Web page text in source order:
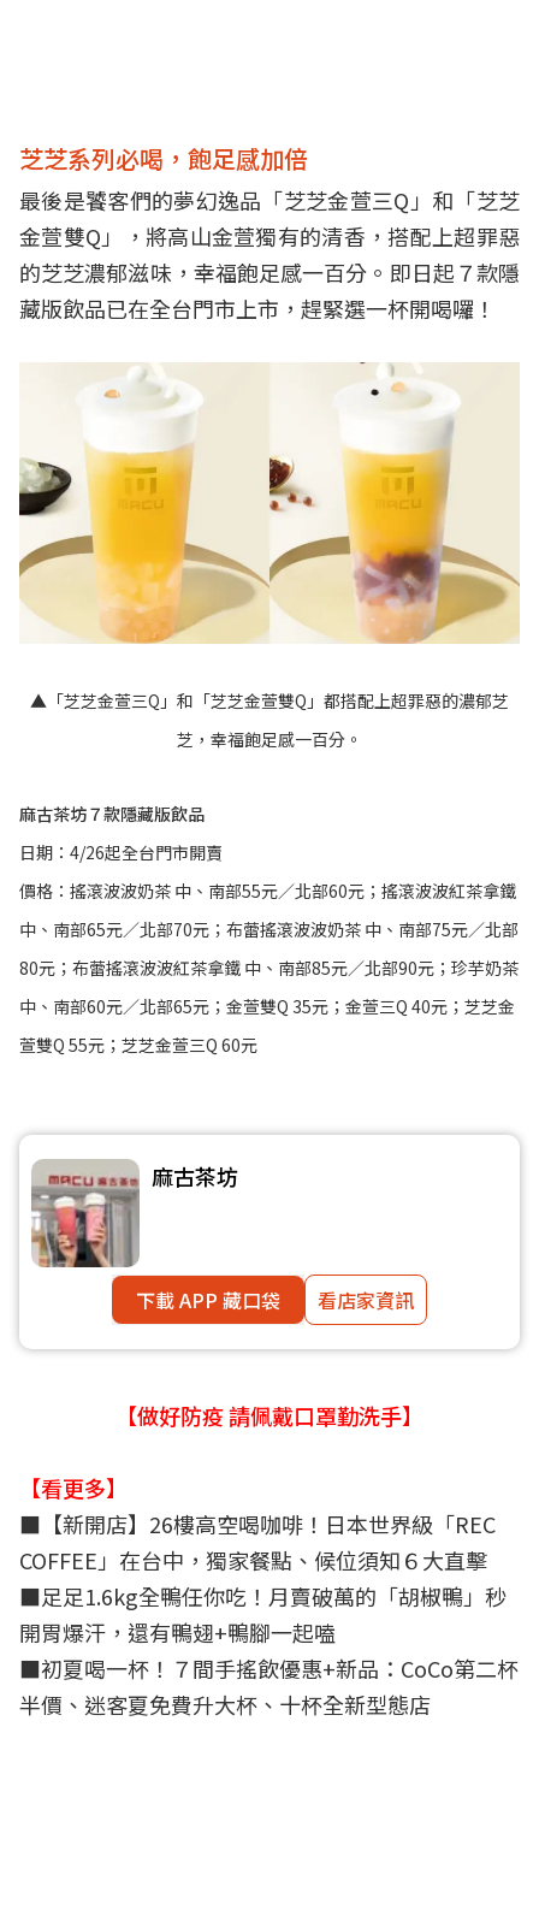
芝芝系列必喝，飽足感加倍
最後是饕客們的夢幻逸品「芝芝金萱三Q」和「芝芝
金萱雙Q」，將高山金萱獨有的清香，搭配上超罪惡
的芝芝濃郁滋味，幸福飽足感一百分。即日起７款隱
藏版飲品已在全台門市上市，趕緊選一杯開喝囉！
▲「芝芝金萱三Q」和「芝芝金萱雙Q」都搭配上超罪惡的濃郁芝
芝，幸福飽足感一百分。
麻古茶坊７款隱藏版飲品
日期：4/26起全台門市開賣
價格：搖滾波波奶茶 中、南部55元／北部60元；搖滾波波紅茶拿鐵
中、南部65元／北部70元；布蕾搖滾波波奶茶 中、南部75元／北部
80元；布蕾搖滾波波紅茶拿鐵 中、南部85元／北部90元；珍芋奶茶
中、南部60元／北部65元；金萱雙Q 35元；金萱三Q 40元；芝芝金
萱雙Q 55元；芝芝金萱三Q 60元
麻古茶坊
下載 APP 藏口袋 看店家資訊
【做好防疫 請佩戴口罩勤洗手】
【看更多】
■ 【新開店】26樓高空喝咖啡！日本世界級「REC
COFFEE」在台中，獨家餐點、候位須知６大直擊
■足足1.6kg全鴨任你吃！月賣破萬的「胡椒鴨」秒
開胃爆汗，還有鴨翅+鴨腳一起嗑
■初夏喝一杯！７間手搖飲優惠+新品：CoCo第二杯
半價、迷客夏免費升大杯、十杯全新型態店